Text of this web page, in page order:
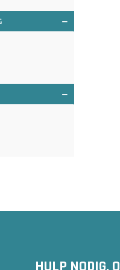
HULP NODIG,